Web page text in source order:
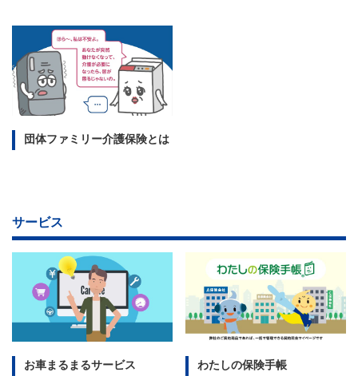
団体ファミリー介護保険とは
サービス
お車まるまるサービス
わたしの保険手帳